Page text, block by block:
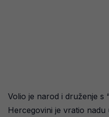
Volio je narod i druženje s
Hercegovini je vratio nadu